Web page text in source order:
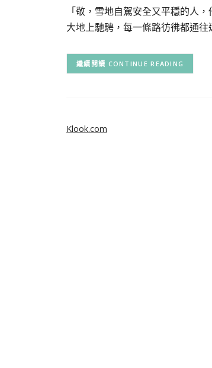
「敬，雪地自駕安全又平穩的人
大地上馳騁，每一條路彷彿都通
CONTINUE READING
Klook.com